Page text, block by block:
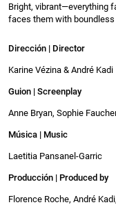
Bright, vibrant—everything
faces them with boundless
Dirección | Director
Karine Vézina & André Kadi
Guion | Screenplay
Anne Bryan, Sophie
Música | Music
Laetitia Pansanel-Garric
Producción | Produced by
Florence Roche, André